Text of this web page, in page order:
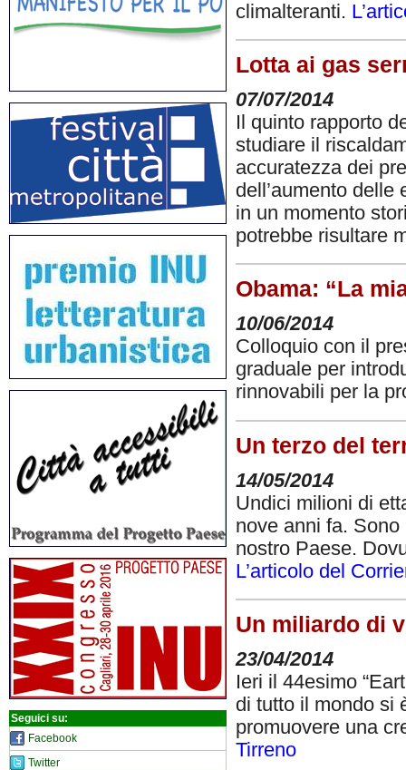
Seguici su:
Facebook
Twitter
climalteranti.
Lotta ai gas
07/07/2014
Il quinto rapporto
studiare il
accuratezza dei
dell’aumento
in un momento
potrebbe risultare
Obama: “La
10/06/2014
Colloquio con il
graduale per
rinnovabili per la
Un terzo del
14/05/2014
Undici milioni di
nove anni fa.
nostro Paese.
L’articolo del
Un miliardo di
23/04/2014
Ieri il 44esimo
di tutto il mondo si
promuovere una
Tirreno